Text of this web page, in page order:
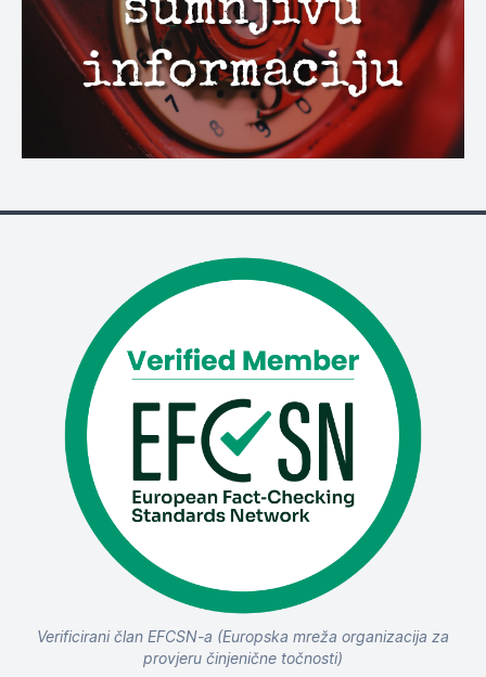
Verificirani član EFCSN-a (Europska mreža organizacija za
provjeru činjenične točnosti)